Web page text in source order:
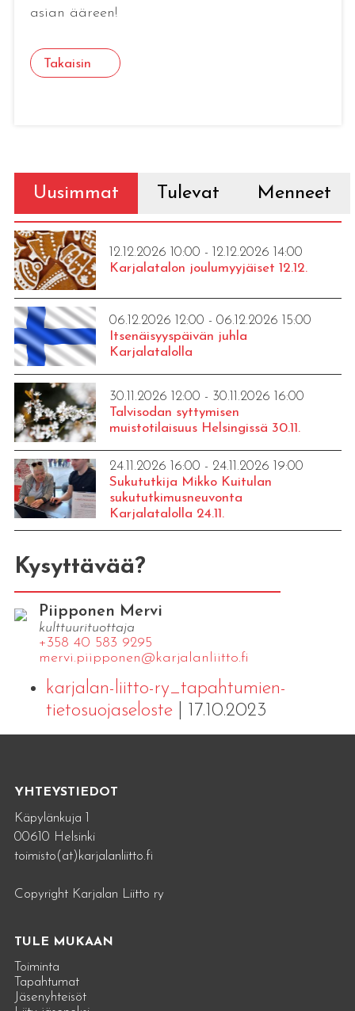
asian ääreen!
Takaisin
Uusimmat Tulevat Menneet
12.12.2026 10:00 - 12.12.2026 14:00
Karjalatalon joulumyyjäiset 12.12.
06.12.2026 12:00 - 06.12.2026 15:00
Itsenäisyyspäivän juhla
Karjalatalolla
30.11.2026 12:00 - 30.11.2026 16:00
Talvisodan syttymisen
muistotilaisuus Helsingissä 30.11.
24.11.2026 16:00 - 24.11.2026 19:00
Sukututkija Mikko Kuitulan
sukututkimusneuvonta
Karjalatalolla 24.11.
Kysyttävää?
Piipponen Mervi
kulttuurituottaja
+358 40 583 9295
mervi.​piipponen@​kar​jala​nlii​tto.​fi
karjalan-liitto-ry_tapahtumien-
tietosuojaseloste| 17.10.2023
YHTEYSTIEDOT
Käpylänkuja 1
00610 Helsinki
toimisto(at)karjalanliitto.fi
Copyright Karjalan Liitto ry
TULE MUKAAN
Toiminta
Tapahtumat
Jäsenyhteisöt